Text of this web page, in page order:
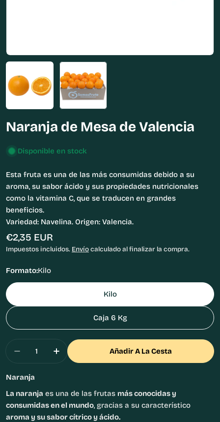
Naranja de Mesa de Valencia
Disponible en stock
Esta fruta es una de las más consumidas debido a su
aroma, su sabor ácido y sus propiedades nutricionales
como la vitamina C, que se traducen en grandes
beneficios.
Variedad: Navelina. Origen: Valencia.
Precio
habitual
€2,35 EUR
Impuestos incluidos. Envíocalculado al finalizar la compra.
Formato:Kilo
Kilo
Caja 6 Kg
Disminuir Cantidad Para Naranja De Mesa De
Aumentar Cantidad Para Naranja De
Añadir A La Cesta
Naranja
La naranja es una de las frutas más conocidas y
consumidas en el mundo, gracias a su característico
aroma y su sabor cítrico y ácido.